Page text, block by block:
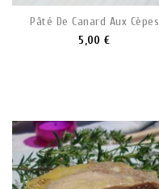
Pâté De Canard Aux Cèpes
5,00 €